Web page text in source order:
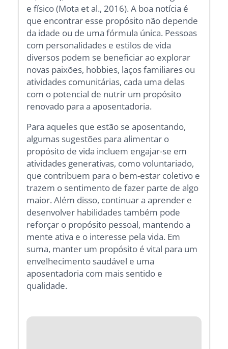
e físico (Mota et al., 2016). A boa notícia é
que encontrar esse propósito não depende
da idade ou de uma fórmula única. Pessoas
com personalidades e estilos de vida
diversos podem se beneficiar ao explorar
novas paixões, hobbies, laços familiares ou
atividades comunitárias, cada uma delas
com o potencial de nutrir um propósito
renovado para a aposentadoria.
Para aqueles que estão se aposentando,
algumas sugestões para alimentar o
propósito de vida incluem engajar-se em
atividades generativas, como voluntariado,
que contribuem para o bem-estar coletivo e
trazem o sentimento de fazer parte de algo
maior. Além disso, continuar a aprender e
desenvolver habilidades também pode
reforçar o propósito pessoal, mantendo a
mente ativa e o interesse pela vida. Em
suma, manter um propósito é vital para um
envelhecimento saudável e uma
aposentadoria com mais sentido e
qualidade.